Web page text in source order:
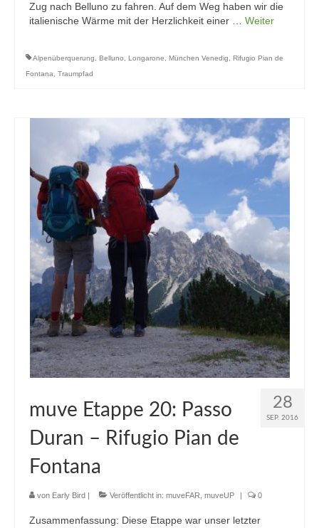
Zug nach Belluno zu fahren. Auf dem Weg haben wir die
italienische Wärme mit der Herzlichkeit einer … Weiter
Alpenüberquerung, Belluno, Longarone, München Venedig, Rifugio Pian de
Fontana, Traumpfad
28
SEP. 2016
muve Etappe 20: Passo
Duran – Rifugio Pian de
Fontana
von Early Bird Veröffentlicht in: muveFAR muveUP 0
Zusammenfassung: Diese Etappe war unser letzter